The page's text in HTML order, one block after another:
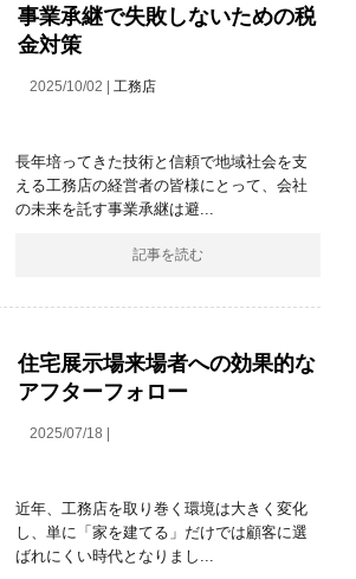
事業承継で失敗しないための税
金対策
2025/10/02 | 工務店
長年培ってきた技術と信頼で地域社会を支
える工務店の経営者の皆様にとって、会社
の未来を託す事業承継は避...
記事を読む
住宅展示場来場者への効果的な
アフターフォロー
2025/07/18 |
近年、工務店を取り巻く環境は大きく変化
し、単に「家を建てる」だけでは顧客に選
ばれにくい時代となりまし...